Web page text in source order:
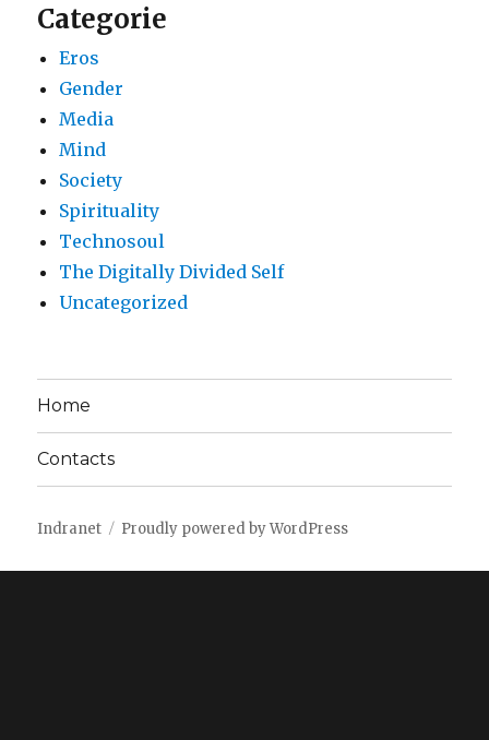
Categorie
Eros
Gender
Media
Mind
Society
Spirituality
Technosoul
The Digitally Divided Self
Uncategorized
Home
Contacts
Indranet Proudly powered by WordPress